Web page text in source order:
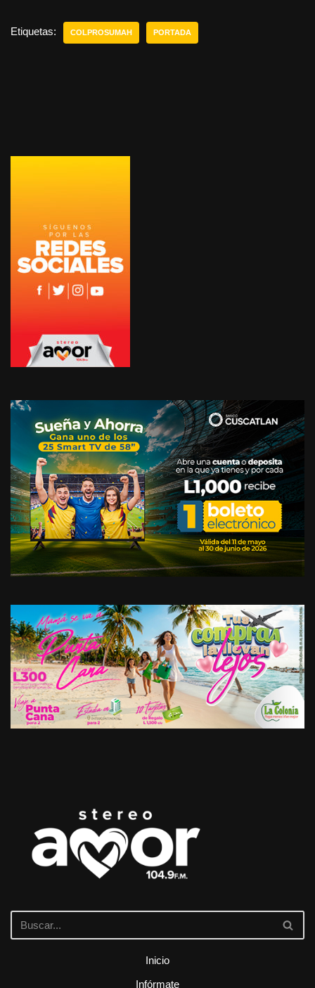
Etiquetas: COLPROSUMAH PORTADA
Inicio
Infórmate